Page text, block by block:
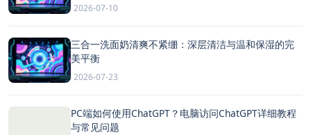
2026-07-10
三合一洗面奶清爽不紧绷：深层清洁与温和保湿的完
美平衡
2026-07-23
PC端如何使用ChatGPT？电脑访问ChatGPT详细教程
与常见问题